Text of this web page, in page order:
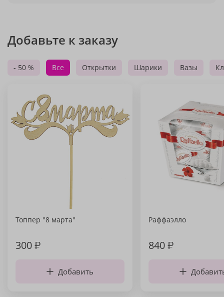
Добавьте к заказу
- 50 % Все Открытки Шарики Вазы
Топпер "8 марта"
300₽
Добавить
Раффаэлло
840₽